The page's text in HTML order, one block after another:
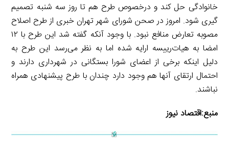
خانوادگی حل کند و درخصوص طرح هم تا روز سه شنبه تصمیم
گیری شود. امروز در صحن شورای شهر تهران خبری از طرح اصلاح
مصوبه تعارض منافع نبود. با وجود آنکه گفته شد این طرح با ۱۲
امضا به هیات‌رییسه ارایه شده اما به نظر می‌رسد این طرح به
دلیل اینکه برخی از اعضای شورا بستگانی در شهرداری دارند و
احتمال ارتقای آنها هم وجود دارد چندان با طرح پیشنهادی همراه
نباشند.
منبع:اقتصاد نیوز